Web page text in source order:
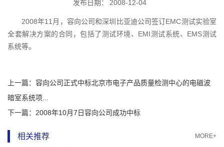
发布日期： 2008-12-04
2008年11月，容向公司和深圳比亚迪公司签订EMC测试实验室
全套解决方案的合同，包括了测试环境、EMI测试系统、EMS测试
系统等。
上一篇： 容向公司正式中标北京市电子产品质量检测中心的电磁波
暗室系统项...
下一篇： 2008年10月7日容向公司成功中标
相关推荐 MORE+